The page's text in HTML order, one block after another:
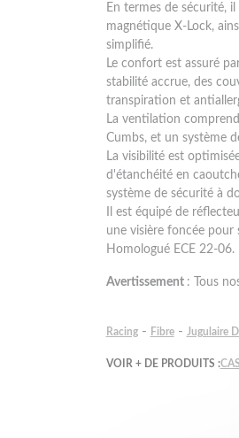
En termes de sécurité,
magnétique X-Lock,
simplifié.
Le confort est assuré
stabilité accrue, des
transpiration et
La ventilation
Cumbs, et un système
La visibilité est
d'étanchéité en
système de sécurité à
Il est équipé de
une visière foncée
Homologué ECE 22-06.
Avertissement : Tous
Racing - Fibre - Jugulaire
VOIR + DE PRODUITS :